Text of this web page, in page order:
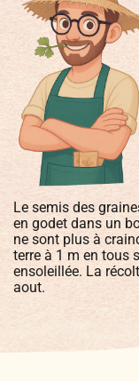
Le semis des
en godet dans un
ne sont plus à
terre à 1 m en tous
ensoleillée. La
aout.